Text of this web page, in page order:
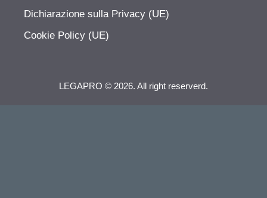
Dichiarazione sulla Privacy (UE)
Cookie Policy (UE)
LEGAPRO © 2026. All right reserverd.